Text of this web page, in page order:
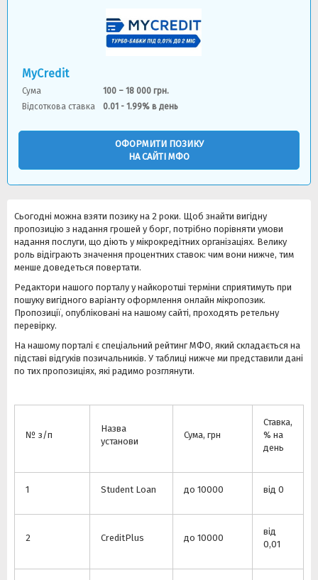
MyCredit
Сума
100 – 18 000 грн.
Відсоткова ставка
0.01 - 1.99% в день
ОФОРМИТИ ПОЗИКУ
НА САЙТІ МФО
Сьогодні можна взяти позику на 2 роки. Щоб знайти вигідну
пропозицію з надання грошей у борг, потрібно порівняти умови
надання послуги, що діють у мікрокредітних організаціях. Велику
роль відіграють значення процентних ставок: чим вони нижче, тим
менше доведеться повертати.
Редактори нашого порталу у найкоротші терміни сприятимуть при
пошуку вигідного варіанту оформлення онлайн мікропозик.
Пропозиції, опубліковані на нашому сайті, проходять ретельну
перевірку.
На нашому порталі є спеціальний рейтинг МФО, який складається на
підставі відгуків позичальників. У таблиці нижче ми представили дані
по тих пропозиціях, які радимо розглянути.
№ з/п
Назва
установи
Сума, грн
Ставка,
% на
день
1 Student Loan до 10000 від 0
2 CreditPlus до 10000
від
0,01